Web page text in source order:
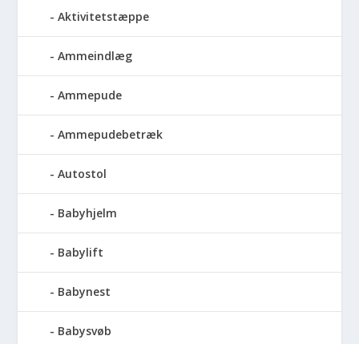
Aktivitetstæppe
Ammeindlæg
Ammepude
Ammepudebetræk
Autostol
Babyhjelm
Babylift
Babynest
Babysvøb